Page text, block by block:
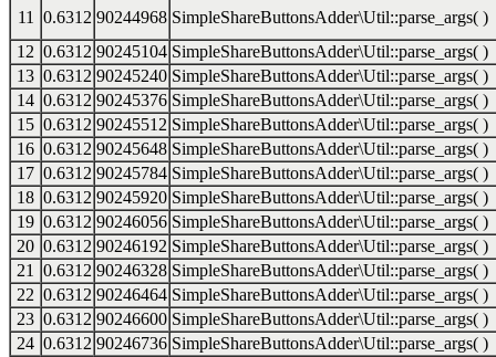
11
0.6312 90244968 SimpleShareButtonsAdder\Util::parse_args( )
12 0.6312 90245104 SimpleShareButtonsAdder\Util::parse_args( )
13 0.6312 90245240 SimpleShareButtonsAdder\Util::parse_args( )
14 0.6312 90245376 SimpleShareButtonsAdder\Util::parse_args( )
15 0.6312 90245512 SimpleShareButtonsAdder\Util::parse_args( )
16 0.6312 90245648 SimpleShareButtonsAdder\Util::parse_args( )
17 0.6312 90245784 SimpleShareButtonsAdder\Util::parse_args( )
18 0.6312 90245920 SimpleShareButtonsAdder\Util::parse_args( )
19 0.6312 90246056 SimpleShareButtonsAdder\Util::parse_args( )
20 0.6312 90246192 SimpleShareButtonsAdder\Util::parse_args( )
21
0.6312 90246328 SimpleShareButtonsAdder\Util::parse_args( )
22 0.6312 90246464 SimpleShareButtonsAdder\Util::parse_args( )
23 0.6312 90246600 SimpleShareButtonsAdder\Util::parse_args( )
24 0.6312 90246736 SimpleShareButtonsAdder\Util::parse_args( )